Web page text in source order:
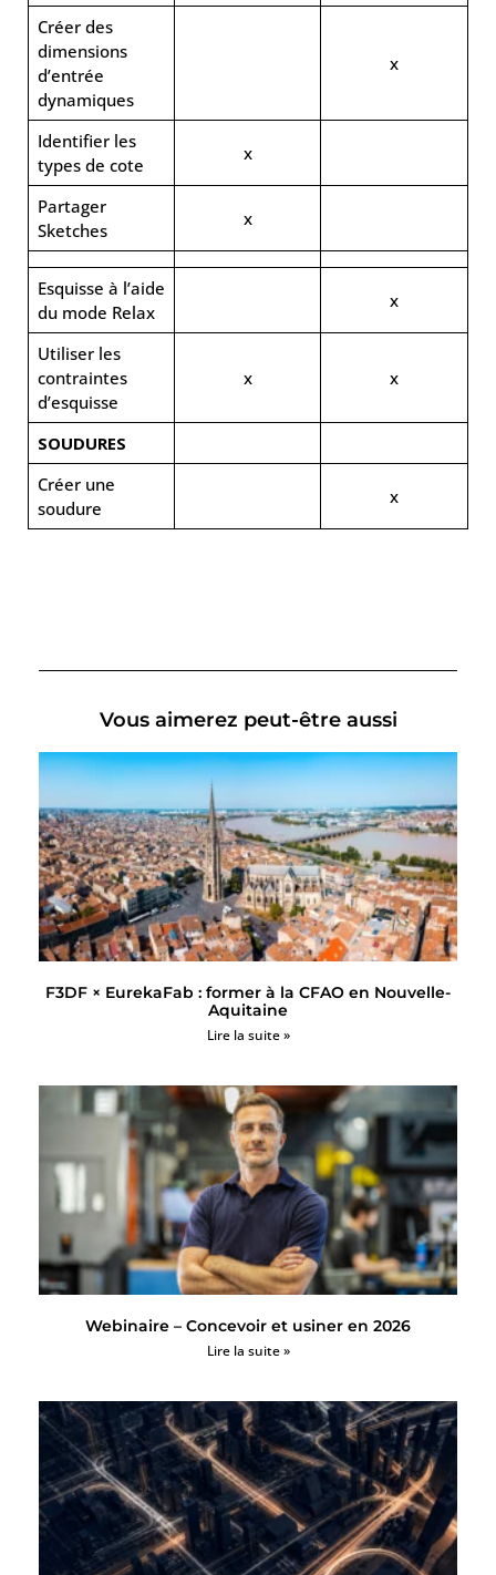
Créer des
dimensions
d’entrée
dynamiques
x
Identifier les
types de cote
x
Partager
Sketches
x
Esquisse à l’aide
du mode Relax
x
Utiliser les
contraintes
d’esquisse
x x
SOUDURES
Créer une
soudure
x
Vous aimerez peut-être aussi
F3DF × EurekaFab : former à la CFAO en Nouvelle-
Aquitaine
Lire la suite »
Webinaire – Concevoir et usiner en 2026
Lire la suite »